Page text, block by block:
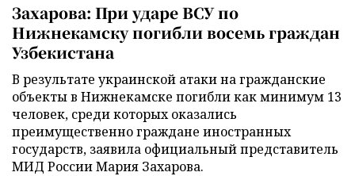
Захарова: При ударе ВСУ по
Нижнекамску погибли восемь граждан
Узбекистана
В результате украинской атаки на гражданские
объекты в Нижнекамске погибли как минимум 13
человек, среди которых оказались
преимущественно граждане иностранных
государств, заявила официальный представитель
МИД России Мария Захарова.